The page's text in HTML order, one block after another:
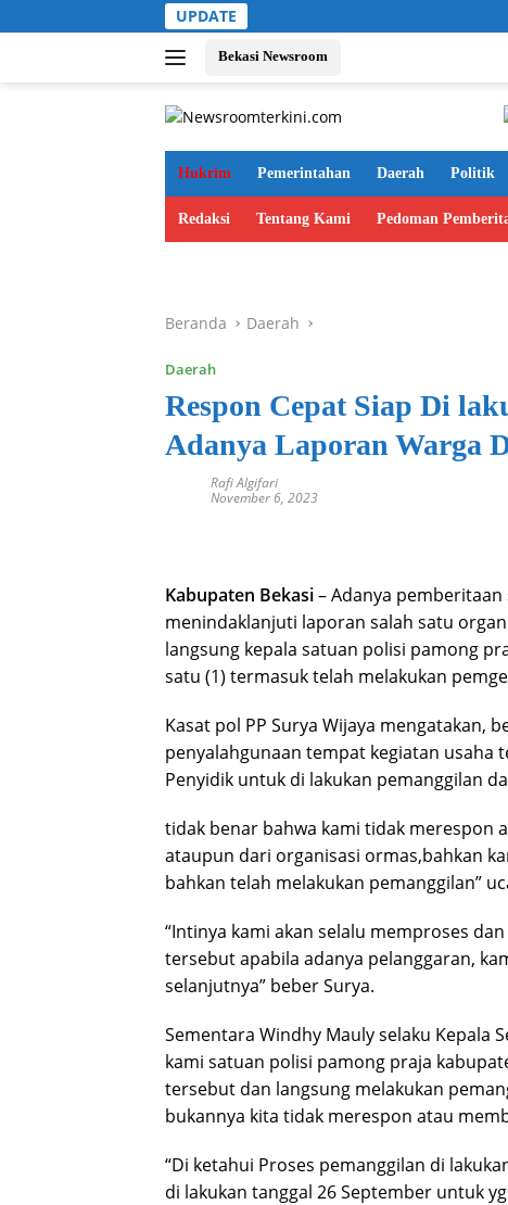
ke
UPDATE
Bekasi Newsroom
Hukrim Pemerintahan Daerah Politik
Redaksi Tentang Kami Pedoman
Beranda Daerah
Daerah
Respon Cepat Siap Di
Adanya Laporan Warga
Rafi Algifari
November 6, 2023
Kabupaten Bekasi– Adanya
menindaklanjuti laporan salah satu
langsung kepala satuan polisi pamong
satu (1) termasuk telah melakukan
Kasat pol PP Surya Wijaya mengatakan,
penyalahgunaan tempat kegiatan usaha
Penyidik untuk di lakukan pemanggilan
tidak benar bahwa kami tidak merespon
ataupun dari organisasi ormas,bahkan
bahkan telah melakukan pemanggilan”
“Intinya kami akan selalu memproses
tersebut apabila adanya pelanggaran,
selanjutnya” beber Surya.
Sementara Windhy Mauly selaku Kepala
kami satuan polisi pamong praja
tersebut dan langsung melakukan
bukannya kita tidak merespon atau
“Di ketahui Proses pemanggilan di
di lakukan tanggal 26 September untuk